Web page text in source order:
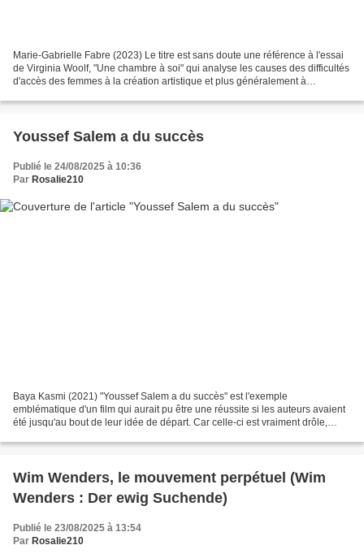
Marie-Gabrielle Fabre (2023) Le titre est sans doute une référence à l'essai
de Virginia Woolf, "Une chambre à soi" qui analyse les causes des difficultés
d'accès des femmes à la création artistique et plus généralement à
Youssef Salem a du succès
Publié le 24/08/2025 à 10:36
Par Rosalie210
Baya Kasmi (2021) "Youssef Salem a du succès" est l'exemple
emblématique d'un film qui aurait pu être une réussite si les auteurs avaient
été jusqu'au bout de leur idée de départ. Car celle-ci est vraiment drôle,
Wim Wenders, le mouvement perpétuel (Wim
Wenders : Der ewig Suchende)
Publié le 23/08/2025 à 13:54
Par Rosalie210